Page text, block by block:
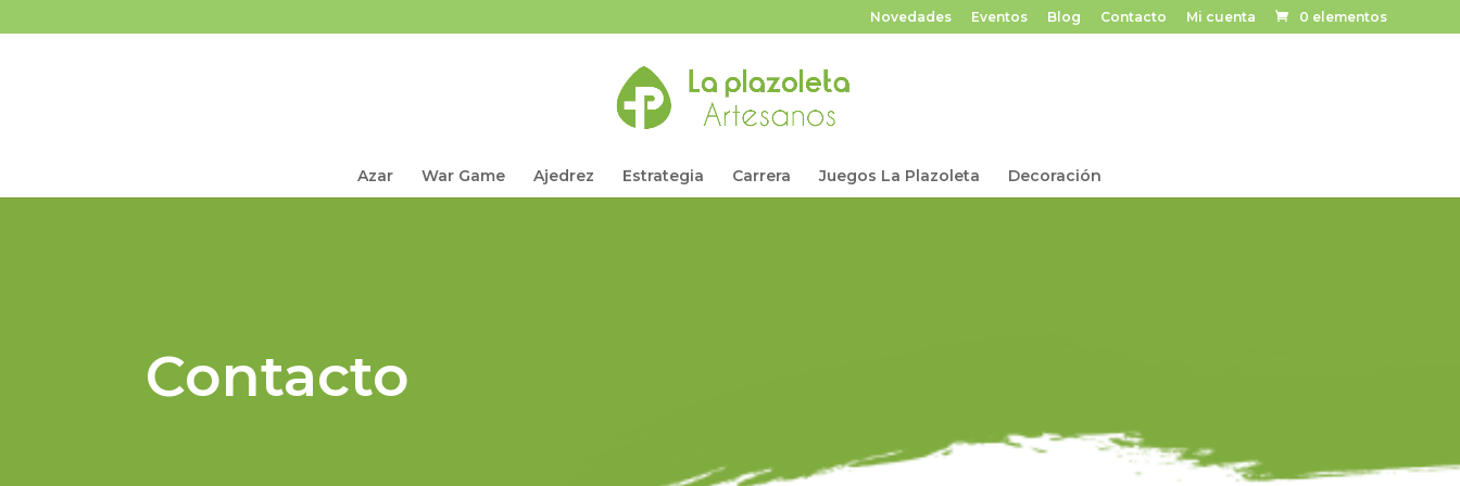
Novedades Eventos Blog Contacto Mi cuenta 0 elementos
Azar War Game Ajedrez Estrategia Carrera Juegos La Plazoleta Decoración
Contacto